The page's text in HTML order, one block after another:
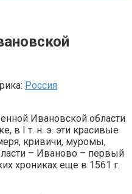
Россия
Ивановской области
в I т. н. э. эти красивые
кривичи, муромы,
– Иваново – первый
хрониках еще в 1561 г.